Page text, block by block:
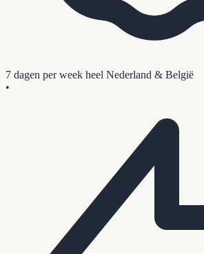
7 dagen per week heel Nederland & België
•